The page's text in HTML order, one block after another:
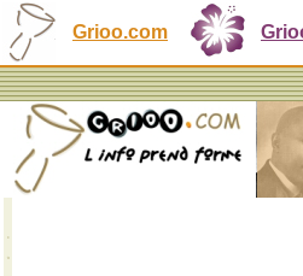
Grioo.com